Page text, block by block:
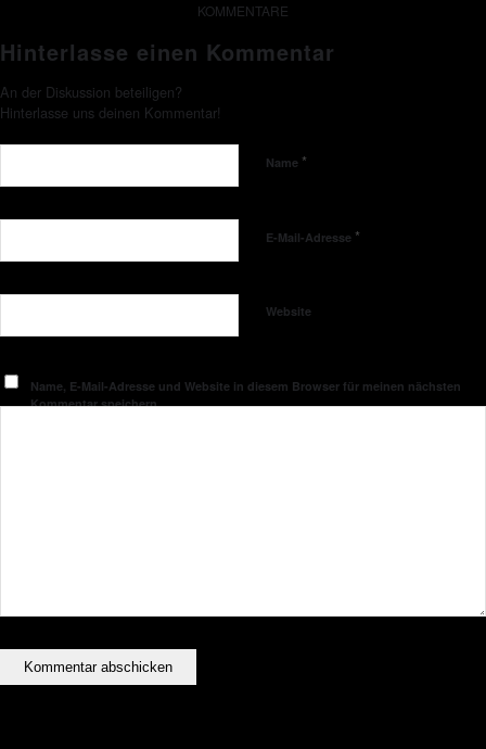
KOMMENTARE
Hinterlasse einen Kommentar
An der Diskussion beteiligen?
Hinterlasse uns deinen Kommentar!
Name *
E-Mail-Adresse *
Website
Name, E-Mail-Adresse und Website in diesem Browser für meinen nächsten
Kommentar speichern.